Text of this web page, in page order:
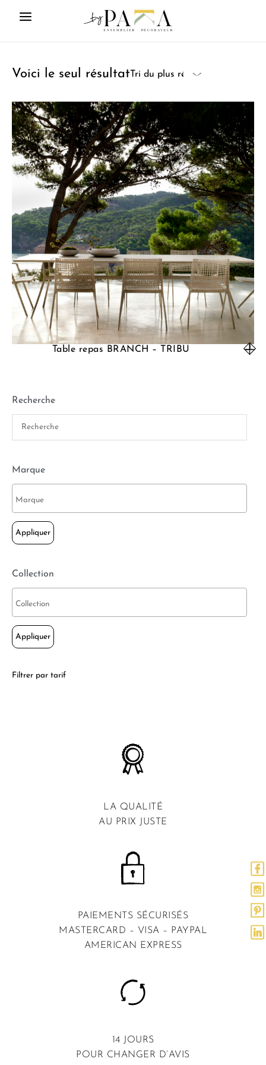
Recherche
Marque
Appliquer
Collection
Appliquer
Filtrer par tarif
Voici le seul résultat
Table repas BRANCH – TRIBU
LA QUALITÉ
AU PRIX JUSTE
PAIEMENTS SÉCURISÉS
MASTERCARD – VISA – PAYPAL
AMERICAN EXPRESS
14 JOURS
POUR CHANGER D’AVIS